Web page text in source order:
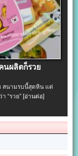
นผลิตก็รวย
สนามรบนี้สุดหิน แต่
“รวย”[อ่านต่อ]